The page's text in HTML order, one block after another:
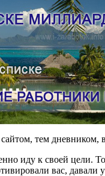
тем дневником,
иду к своей цели.
вас, давали